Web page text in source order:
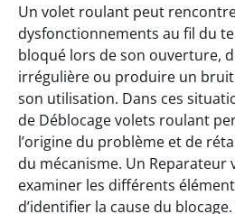
Un volet roulant peut
dysfonctionnements au fil du
bloqué lors de son ouverture,
irrégulière ou produire un
son utilisation. Dans ces
de Déblocage volets roulant
l’origine du problème et de
du mécanisme. Un
examiner les différents
d’identifier la cause du